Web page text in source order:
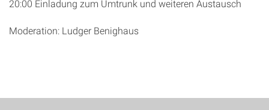
20:00 Einladung zum Umtrunk und weiteren Austausch
Moderation: Ludger Benighaus